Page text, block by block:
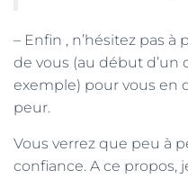
– Enfin , n’hésitez pas
de vous (au début d’un
exemple) pour vous en
peur.
Vous verrez que peu à
confiance. A ce propos,